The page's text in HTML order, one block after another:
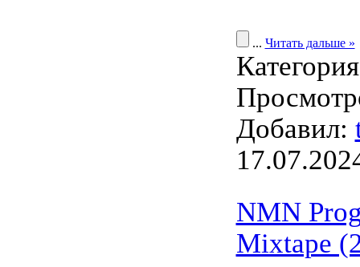
... Читать дальше »
Добавил:
NMN
Mixtape